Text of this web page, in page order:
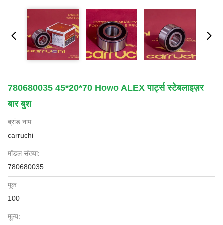
780680035 45*20*70 Howo ALEX पार्ट्स स्टेबलाइज़र
बार बुश
ब्रांड नाम:
carruchi
मॉडल संख्या:
780680035
मूक:
100
मूल्य: